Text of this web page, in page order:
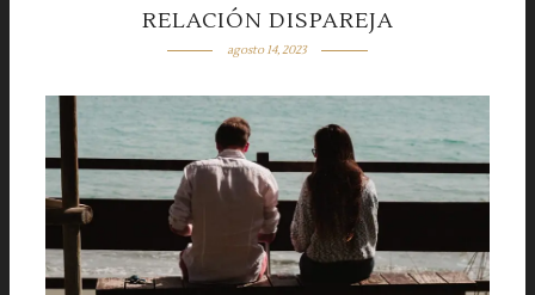
RELACIÓN DISPAREJA
agosto 14, 2023